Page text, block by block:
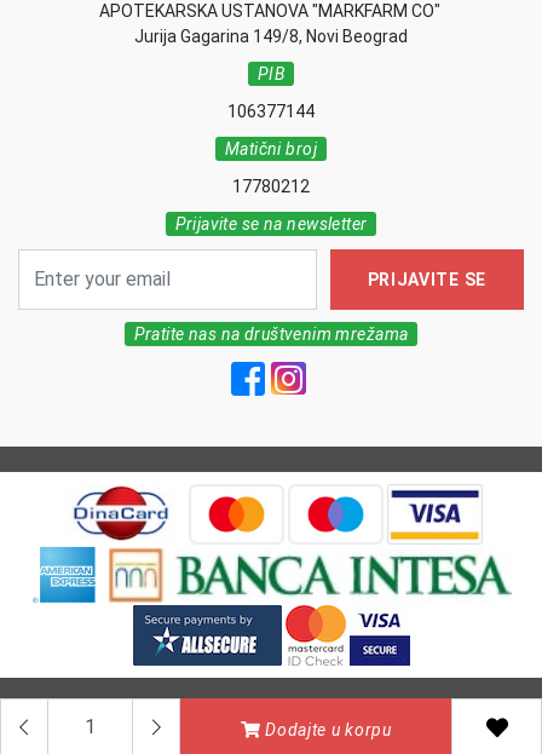
Dodajte u korpu
APOTEKARSKA USTANOVA "MARKFARM CO"
Jurija Gagarina 149/8, Novi Beograd
PIB
106377144
Matični broj
17780212
Prijavite se na newsletter
PRIJAVITE SE
Pratite nas na društvenim mrežama